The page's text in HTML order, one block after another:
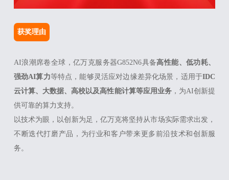
获奖理由
AI浪潮席卷全球，亿万克服务器G852N6具备高性能、低功耗、
强劲AI算力等特点，能够灵活应对边缘差异化场景，适用于IDC
云计算、大数据、高校以及高性能计算等应用业务，为AI创新提
供可靠的算力支持。
以技术为眼，以创新为足，亿万克将坚持从市场实际需求出发，
不断迭代打磨产品，为行业和客户带来更多前沿技术和创新服
务。